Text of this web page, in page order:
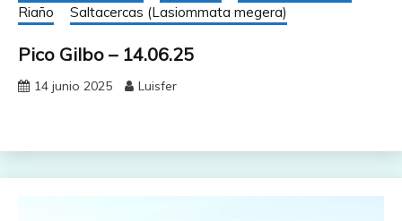
Riaño
Saltacercas (Lasiommata megera)
Pico Gilbo – 14.06.25
14 junio 2025 Luisfer